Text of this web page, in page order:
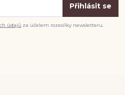
Přihlásit se
údajů za účelem rozesílky newsletteru.